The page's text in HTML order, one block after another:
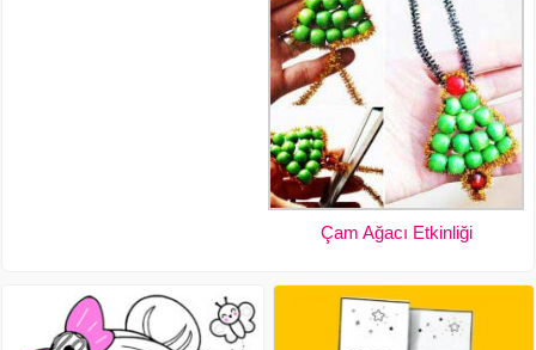
Çam Ağacı Etkinliği